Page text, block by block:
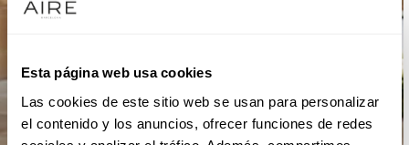
Esta página web usa cookies
Las cookies de este sitio web se usan para personalizar
el contenido y los anuncios, ofrecer funciones de redes